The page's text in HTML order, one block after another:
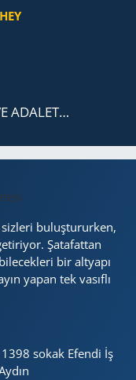
ADA­LET…
buluştururken,
Şatafattan
bir altyapı
yapan tek vasıflı
sokak Efendi İş